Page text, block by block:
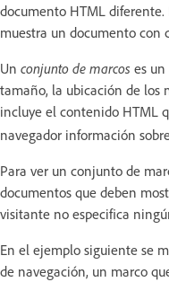
documento HTML
muestra un documento con
Un conjunto de marcos es
tamaño, la ubicación de los
incluye el contenido HTML
navegador información
Para ver un conjunto de
documentos que deben
visitante no especifica
En el ejemplo siguiente se
de navegación, un marco